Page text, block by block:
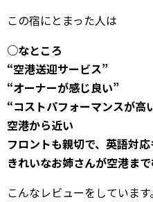
この宿にとまった人は
○なところ
“空港送迎サービス”
“オーナーが感じ良い”
“コストパフォーマンスが高
空港から近い
フロントも親切で、英語対
きれいなお姉さんが空港ま
こんなレビューをしています。